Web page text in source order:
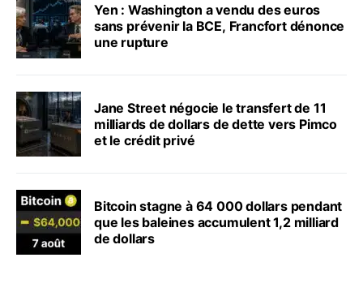
Yen : Washington a vendu des euros
sans prévenir la BCE, Francfort dénonce
une rupture
Jane Street négocie le transfert de 11
milliards de dollars de dette vers Pimco
et le crédit privé
Bitcoin stagne à 64 000 dollars pendant
que les baleines accumulent 1,2 milliard
de dollars